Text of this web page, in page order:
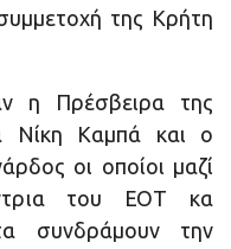
της Κρήτη
η Πρέσβειρα της
Νίκη Καμπά και ο
οι οποίοι μαζί
του ΕΟΤ κα
συνδράμουν την